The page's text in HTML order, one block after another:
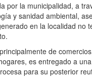
por la municipalidad, a
y sanidad ambiental,
en la localidad no
de
es entregado a
para su posterior